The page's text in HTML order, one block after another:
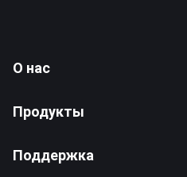
О нас
Продукты
Поддержка